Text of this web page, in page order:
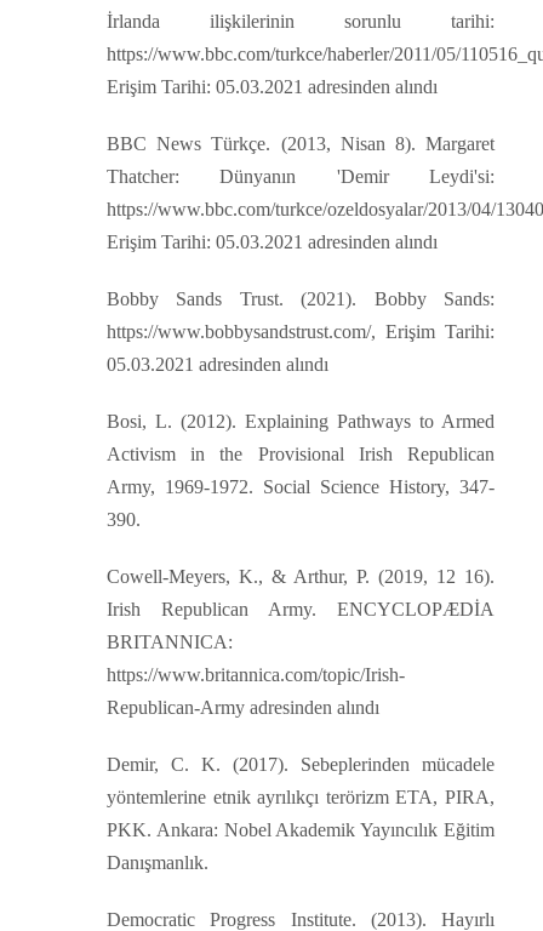
İrlanda ilişkilerinin sorunlu tarihi:
https://www.bbc.com/turkce/haberler/2011/05/
Erişim Tarihi: 05.03.2021 adresinden alındı
BBC News Türkçe. (2013, Nisan 8). Margaret
Thatcher: Dünyanın 'Demir Leydi'si:
https://www.bbc.com/turkce/ozeldosyalar/2013/04/
Erişim Tarihi: 05.03.2021 adresinden alındı
Bobby Sands Trust. (2021). Bobby Sands:
https://www.bobbysandstrust.com/, Erişim Tarihi:
05.03.2021 adresinden alındı
Bosi, L. (2012). Explaining Pathways to Armed
Activism in the Provisional Irish Republican
Army, 1969-1972. Social Science History, 347-
390.
Cowell-Meyers, K., & Arthur, P. (2019, 12 16).
Irish Republican Army. ENCYCLOPÆDİA
BRITANNICA:
https://www.britannica.com/topic/Irish-
Republican-Army adresinden alındı
Demir, C. K. (2017). Sebeplerinden mücadele
yöntemlerine etnik ayrılıkçı terörizm ETA, PIRA,
PKK. Ankara: Nobel Akademik Yayıncılık Eğitim
Danışmanlık.
Democratic Progress Institute. (2013). Hayırlı